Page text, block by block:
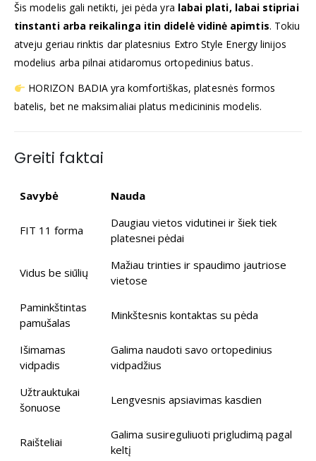
Šis modelis gali netikti, jei pėda yra labai plati, labai stipriai
tinstanti arba reikalinga itin didelė vidinė apimtis. Tokiu
atveju geriau rinktis dar platesnius Extro Style Energy linijos
modelius arba pilnai atidaromus ortopedinius batus.
HORIZON BADIA yra komfortiškas, platesnės formos
batelis, bet ne maksimaliai platus medicininis modelis.
Greiti faktai
Savybė Nauda
FIT 11 forma
Daugiau vietos vidutinei ir šiek tiek
platesnei pėdai
Vidus be siūlių
Mažiau trinties ir spaudimo jautriose
vietose
Paminkštintas
pamušalas
Minkštesnis kontaktas su pėda
Išimamas
vidpadis
Galima naudoti savo ortopedinius
vidpadžius
Užtrauktukai
šonuose
Lengvesnis apsiavimas kasdien
Raišteliai
Galima susireguliuoti prigludimą pagal
keltį